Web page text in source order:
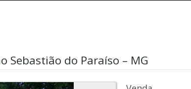
Sebastião do Paraíso – MG